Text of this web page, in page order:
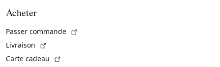
Acheter
Passer commande
Livraison
Carte cadeau